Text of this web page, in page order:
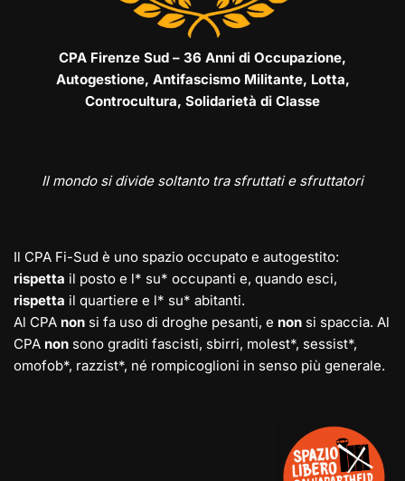
CPA Firenze Sud – 36 Anni di Occupazione,
Autogestione, Antifascismo Militante, Lotta,
Controcultura, Solidarietà di Classe
Il mondo si divide soltanto tra sfruttati e sfruttatori
Il CPA Fi-Sud è uno spazio occupato e autogestito:
rispetta il posto e l* su* occupanti e, quando esci,
rispetta il quartiere e l* su* abitanti.
Al CPA non si fa uso di droghe pesanti, e non si spaccia. Al
CPA non sono graditi fascisti, sbirri, molest*, sessist*,
omofob*, razzist*, né rompicoglioni in senso più generale.